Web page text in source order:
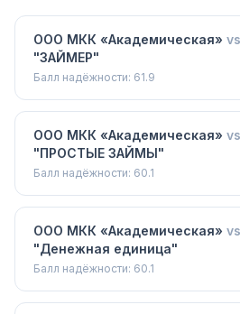
ООО МКК «Академическая» vs
"ЗАЙМЕР"
Балл надёжности: 61.9
ООО МКК «Академическая» vs
"ПРОСТЫЕ ЗАЙМЫ"
Балл надёжности: 60.1
ООО МКК «Академическая» vs
"Денежная единица"
Балл надёжности: 60.1